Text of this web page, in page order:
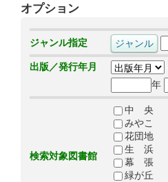
オプション
ジャンル指定
出版／発行年月
年
検索対象図書館
中 央
みやこ
花団地
生 浜
幕 張
緑が丘